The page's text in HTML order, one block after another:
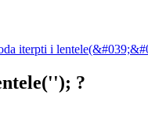
iterpti i
?